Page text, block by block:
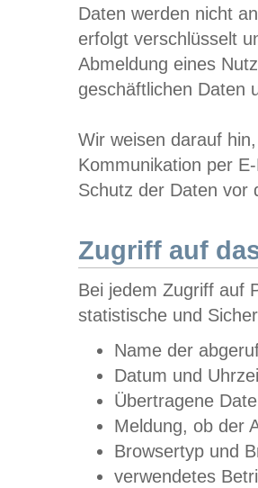
Daten werden nicht
erfolgt verschlüsselt
Abmeldung eines
geschäftlichen Daten
Wir weisen darauf
Kommunikation per
Schutz der Daten vor
Zugriff auf
Bei jedem Zugriff auf
statistische und
Name der
Datum und
Übertragene
Meldung, ob der
Browsertyp und
verwendetes